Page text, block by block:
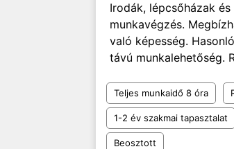
Irodák, lépcsőházak
munkavégzés.
való képesség.
távú munkalehetőség.
Teljes munkaidő 8 óra
1-2 év szakmai tapasztalat
Beosztott